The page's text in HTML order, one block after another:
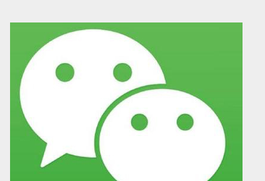
可信网站信用评 网络警察提醒你 诚信网站